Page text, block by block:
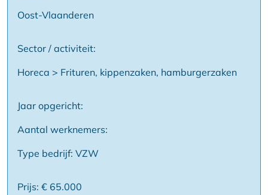
Oost-Vlaanderen
Sector / activiteit:
Horeca > Frituren, kippenzaken, hamburgerzaken
Jaar opgericht:
Aantal werknemers:
Type bedrijf: VZW
Prijs: € 65.000